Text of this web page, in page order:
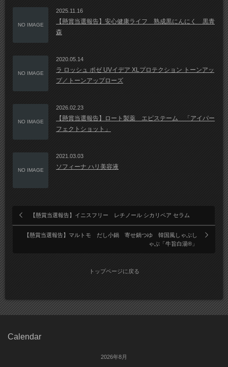
NO IMAGE
2025.11.16
【懸賞当選報告】安心健康ライフ 熟成黒にんにく 黒青
森
NO IMAGE
2020.05.14
ラ ロッシュ ポゼ UVイデア XLプロテクション トーンアッ
プ／トーンアップローズ
NO IMAGE
2026.02.23
【懸賞当選報告】ロート製薬 エピステーム 「アイパー
フェクトショット」
NO IMAGE
2021.03.03
ソフィーナ ハリ美容液
【懸賞当選報告】イニスフリー レチノール シカリペア セラム
【懸賞当選報告】マルトモ だし小鍋 寄せ鍋つゆ 韓国風しゃぶし
ゃぶ「牛旨白湯®」
トップページに戻る
Calendar
2026年8月